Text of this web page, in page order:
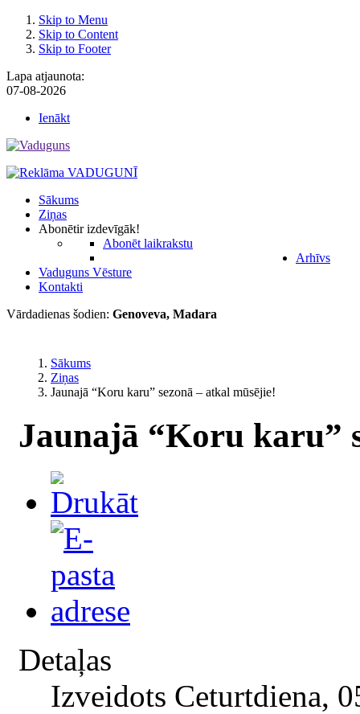
Skip to Menu
Skip to Content
Skip to Footer
Lapa atjaunota:
07-08-2026
Ienākt
Sākums
Ziņas
Abonētir izdevīgāk!
Abonēt laikrakstu
Arhīvs
Vaduguns Vēsture
Kontakti
Vārdadienas šodien: Genoveva, Madara
Sākums
Ziņas
Jaunajā “Koru karu” sezonā – atkal mūsējie!
Jaunajā “Koru karu”
Detaļas
Izveidots Ceturtdiena,